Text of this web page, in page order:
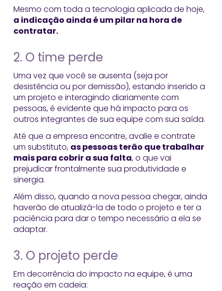
Mesmo com toda a tecnologia aplicada de hoje,
a indicação ainda é um pilar na hora de
contratar.
2. O time perde
Uma vez que você se ausenta (seja por
desistência ou por demissão), estando inserido a
um projeto e interagindo diariamente com
pessoas, é evidente que há impacto para os
outros integrantes de sua equipe com sua saída.
Até que a empresa encontre, avalie e contrate
um substituto, as pessoas terão que trabalhar
mais para cobrir a sua falta, o que vai
prejudicar frontalmente sua produtividade e
sinergia.
Além disso, quando a nova pessoa chegar, ainda
haverão de atualizá-la de todo o projeto e ter a
paciência para dar o tempo necessário a ela se
adaptar.
3. O projeto perde
Em decorrência do impacto na equipe, é uma
reação em cadeia: